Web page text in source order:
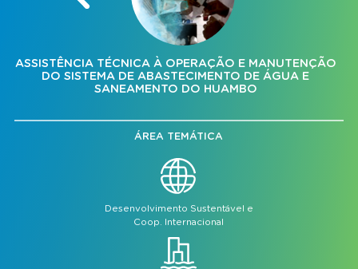
ASSISTÊNCIA TÉCNICA À OPERAÇÃO E MANUTENÇÃO
DO SISTEMA DE ABASTECIMENTO DE ÁGUA E
SANEAMENTO DO HUAMBO
ÁREA TEMÁTICA
Desenvolvimento Sustentável e
Coop. Internacional